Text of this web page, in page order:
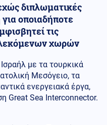
διπλωματικές
οποιαδήποτε
τις
χωρών
με τα τουρκικά
Μεσόγειο, τα
ενεργειακά έργα,
Great Sea Interconnector.